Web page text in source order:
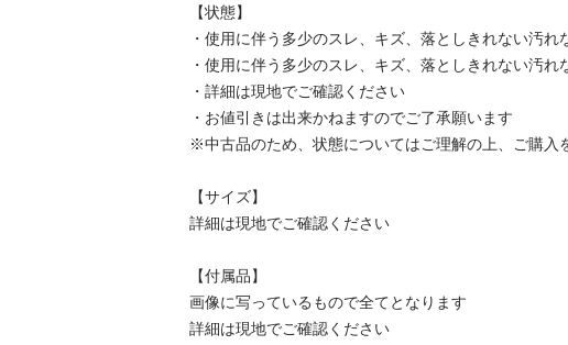
【状態】
・使用に伴う多少のスレ、キズ、落としきれない汚れ
・使用に伴う多少のスレ、キズ、落としきれない汚れ
・詳細は現地でご確認ください
・お値引きは出来かねますのでご了承願います
※中古品のため、状態についてはご理解の上、ご購入
【サイズ】
詳細は現地でご確認ください
【付属品】
画像に写っているもので全てとなります
詳細は現地でご確認ください